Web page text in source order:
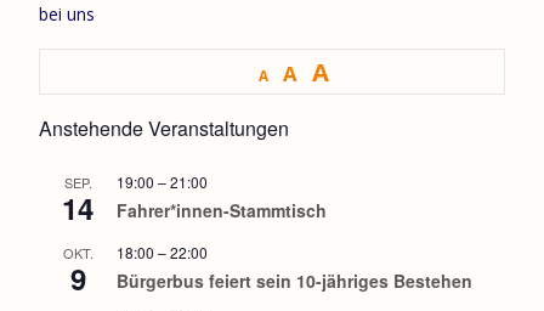
bei uns
A A A
Anstehende Veranstaltungen
SEP.
14
19:00 –21:00
Fahrer*innen-Stammtisch
OKT.
9
18:00 –22:00
Bürgerbus feiert sein 10-jähriges Bestehen